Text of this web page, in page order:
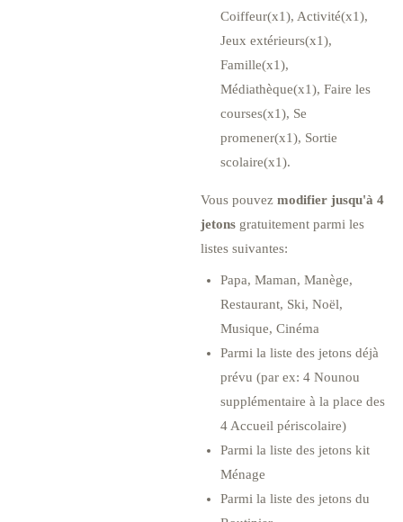
Coiffeur(x1), Activité(x1),
Jeux extérieurs(x1),
Famille(x1),
Médiathèque(x1), Faire les
courses(x1), Se
promener(x1), Sortie
scolaire(x1).
Vous pouvez modifier jusqu'à 4
jetonsgratuitement parmi les
listes suivantes:
Papa, Maman, Manège,
Restaurant, Ski, Noël,
Musique, Cinéma
Parmi la liste des jetons déjà
prévu (par ex: 4 Nounou
supplémentaire à la place des
4 Accueil périscolaire)
Parmi la liste des jetons kit
Ménage
Parmi la liste des jetons du